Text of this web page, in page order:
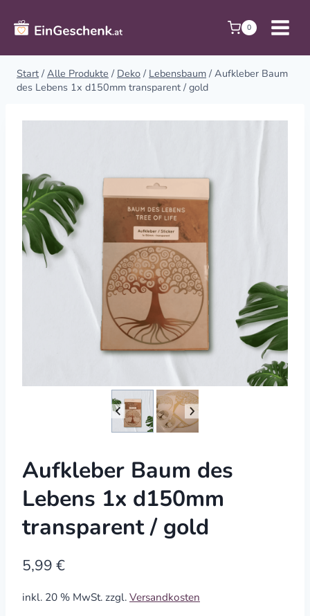
Inhalt
springen
0
Start / Alle Produkte / Deko / Lebensbaum / Aufkleber Baum
des Lebens 1x d150mm transparent / gold
Aufkleber Baum des
Lebens 1x d150mm
transparent / gold
5,99 €
inkl. 20 % MwSt. zzgl. Versandkosten